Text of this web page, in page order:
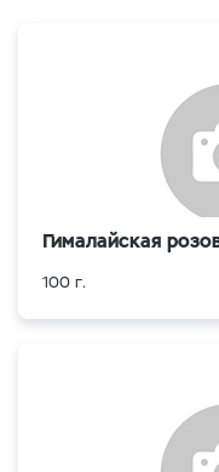
Гималайская
100 г.